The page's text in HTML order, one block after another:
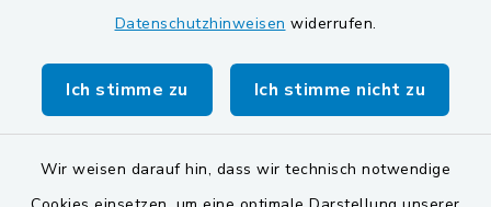
Datenschutzhinweisen widerrufen.
Ich stimme zu Ich stimme nicht zu
Wir weisen darauf hin, dass wir technisch notwendige
Gemeinde Stulln
Verwaltungsgemeinschaft Schwarzenfeld